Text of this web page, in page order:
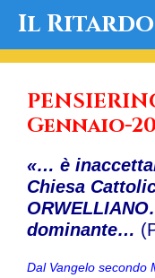
Il
Gennaio-
«… è
Chiesa
dominante…
Dal Vangelo secondo